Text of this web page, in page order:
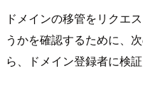
ドメインの移管をリクエ
うかを確認するために、
ら、ドメイン登録者に検